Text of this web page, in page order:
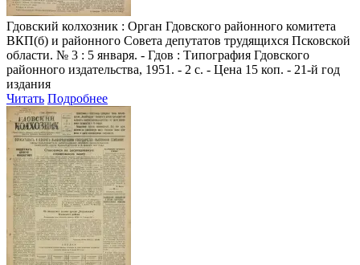
Гдовский колхозник : Орган Гдовского районного комитета
ВКП(б) и районного Совета депутатов трудящихся Псковской
области. № 3 : 5 января. - Гдов : Типография Гдовского
районного издательства, 1951. - 2 с. - Цена 15 коп. - 21-й год
издания
Читать Подробнее